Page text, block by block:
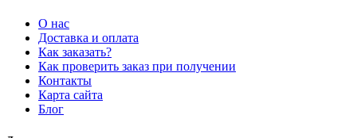
О нас
Доставка и оплата
Как заказать?
Как проверить заказ при получении
Контакты
Карта сайта
Блог